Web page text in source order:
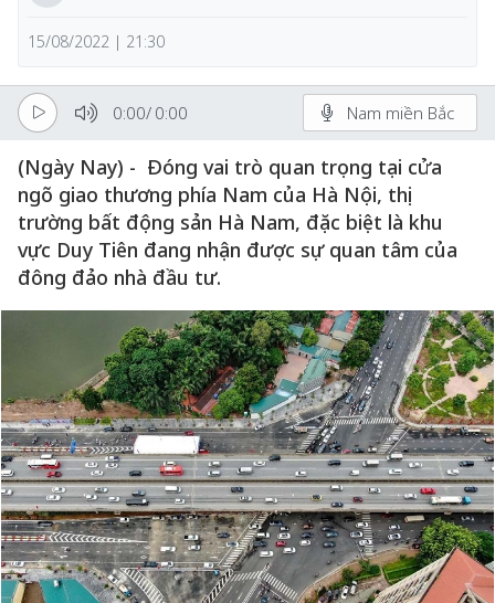
15/08/2022 | 21:30
0:00/ 0:00 Nam miền Bắc
(Ngày Nay) - Đóng vai trò quan trọng tại cửa
ngõ giao thương phía Nam của Hà Nội, thị
trường bất động sản Hà Nam, đặc biệt là khu
vực Duy Tiên đang nhận được sự quan tâm của
đông đảo nhà đầu tư.